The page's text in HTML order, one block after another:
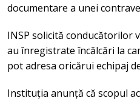
documentare a unei
INSP solicită conducătorilor
au înregistrate încălcări la
pot adresa oricărui echipaj
Instituția anunță că scopul